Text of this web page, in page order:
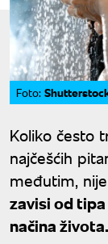
Foto:
Koliko često
najčešćih
međutim,
zavisi od
načina života.